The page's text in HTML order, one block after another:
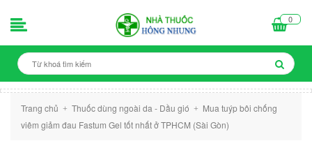
0
Trang chủ + Thuốc dùng ngoài da - Dầu gió +
Mua tuýp bôi chống
viêm giảm đau Fastum Gel tốt nhất ở TPHCM (Sài Gòn)